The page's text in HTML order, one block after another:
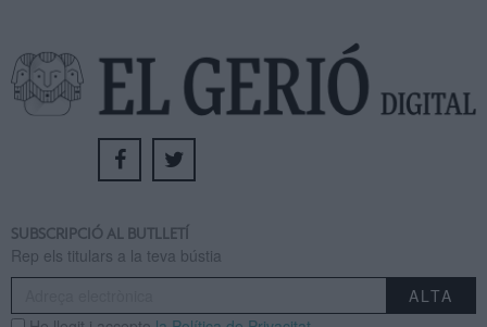
SUBSCRIPCIÓ AL BUTLLETÍ
Rep els titulars a la teva bústia